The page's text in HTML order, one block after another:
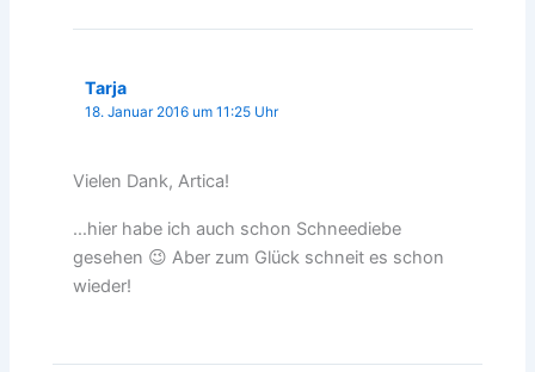
Tarja
18. Januar 2016 um 11:25 Uhr
Vielen Dank, Artica!
…hier habe ich auch schon Schneediebe
gesehen 😉 Aber zum Glück schneit es schon
wieder!